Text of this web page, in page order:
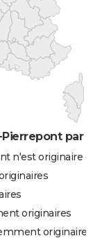
par
n'est originaire
originaires
originaires